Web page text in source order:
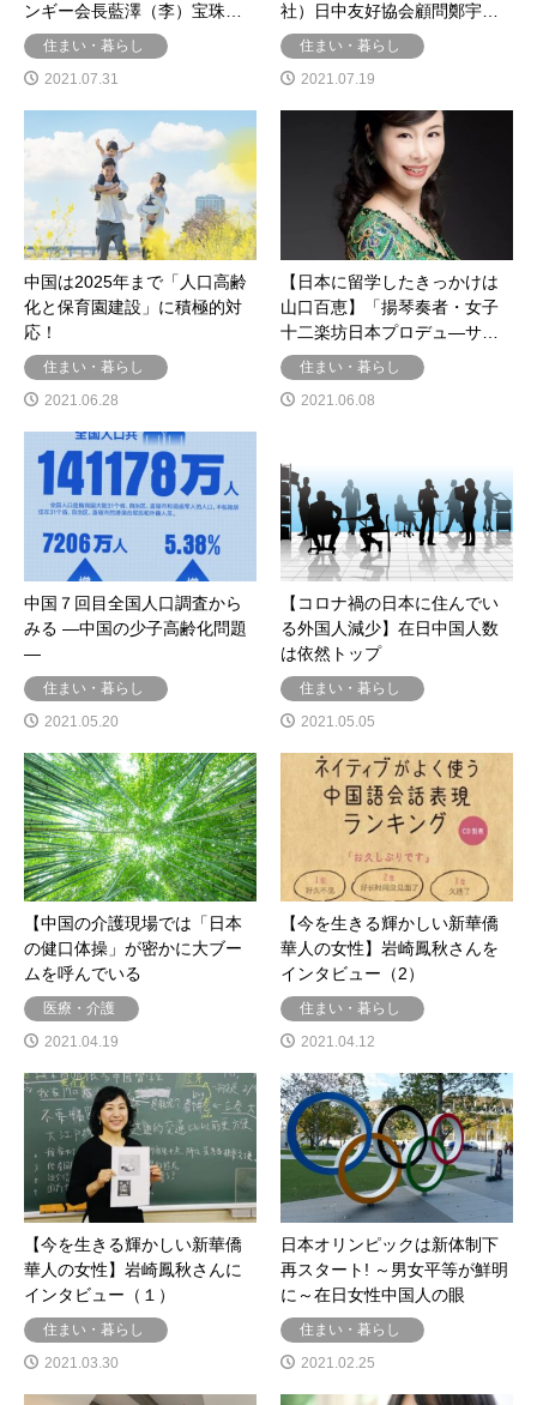
ンギー会長藍澤（李）宝珠…
住まい・暮らし
2021.07.31
社）日中友好協会顧問鄭宇…
住まい・暮らし
2021.07.19
中国は2025年まで「人口高齢
化と保育園建設」に積極的対
応！
住まい・暮らし
2021.06.28
【日本に留学したきっかけは
山口百恵】「揚琴奏者・女子
十二楽坊日本プロデュ―サ…
住まい・暮らし
2021.06.08
中国７回目全国人口調査から
みる ―中国の少子高齢化問題
―
住まい・暮らし
2021.05.20
【コロナ禍の日本に住んでい
る外国人減少】在日中国人数
は依然トップ
住まい・暮らし
2021.05.05
【中国の介護現場では「日本
の健口体操」が密かに大ブー
ムを呼んでいる
医療・介護
2021.04.19
【今を生きる輝かしい新華僑
華人の女性】岩崎鳳秋さんを
インタビュー（2）
住まい・暮らし
2021.04.12
【今を生きる輝かしい新華僑
華人の女性】岩崎鳳秋さんに
インタビュー（１）
住まい・暮らし
2021.03.30
日本オリンピックは新体制下
再スタート! ～男女平等が鮮明
に～在日女性中国人の眼
住まい・暮らし
2021.02.25